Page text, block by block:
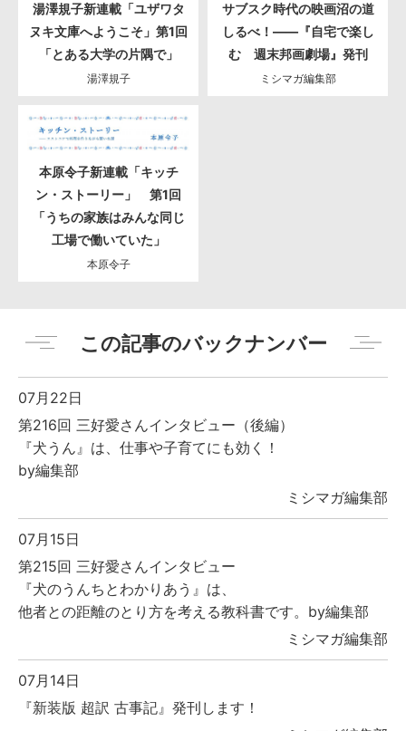
湯澤規子新連載「ユザワタ
ヌキ文庫へようこそ」第1回
「とある大学の片隅で」
湯澤規子
サブスク時代の映画沼の道
しるべ！――『自宅で楽し
む 週末邦画劇場』発刊
ミシマガ編集部
本原令子新連載「キッチ
ン・ストーリー」 第1回
「うちの家族はみんな同じ
工場で働いていた」
本原令子
この記事のバックナンバー
07月22日
第216回 三好愛さんインタビュー（後編）
『犬うん』は、仕事や子育てにも効く！
by編集部
ミシマガ編集部
07月15日
第215回 三好愛さんインタビュー
『犬のうんちとわかりあう』は、
他者との距離のとり方を考える教科書です。by編集部
ミシマガ編集部
07月14日
『新装版 超訳 古事記』発刊します！